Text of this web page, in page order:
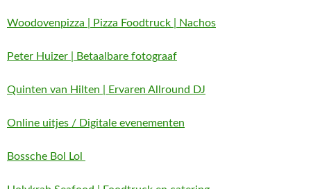
Woodovenpizza | Pizza Foodtruck | Nachos
Peter Huizer | Betaalbare fotograaf
Quinten van Hilten | Ervaren Allround DJ
Online uitjes / Digitale evenementen
Bossche Bol Lol